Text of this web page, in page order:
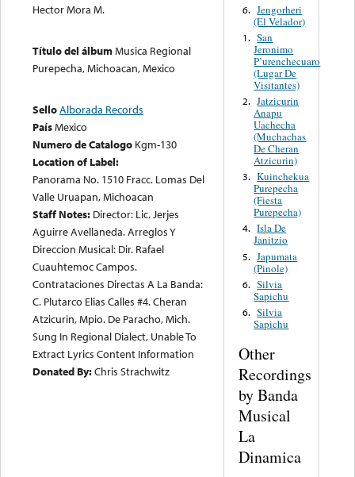
Hector Mora M.
Título del álbumMusica Regional
Purepecha, Michoacan, Mexico
SelloAlborada Records
PaísMexico
Numero de Catalogo Kgm-130
Location of Label:
Panorama No. 1510 Fracc. Lomas Del
Valle Uruapan, Michoacan
Staff Notes: Director: Lic. Jerjes
Aguirre Avellaneda. Arreglos Y
Direccion Musical: Dir. Rafael
Cuauhtemoc Campos.
Contrataciones Directas A La Banda:
C. Plutarco Elias Calles #4. Cheran
Atzicurin, Mpio. De Paracho, Mich.
Sung In Regional Dialect, Unable To
Extract Lyrics Content Information
Donated By:Chris Strachwitz
6. Jengorheri
(El Velador)
1. San
Jeronimo
P’urenchecuaro
(Lugar De
Visitantes)
2. Jatzicurin
Anapu
Uachecha
(Muchachas
De Cheran
Atzicurin)
3. Kuinchekua
Purepecha
(Fiesta
Purepecha)
4. Isla De
Janitzio
5. Japumata
(Pinole)
6. Silvia
Sapichu
6. Silvia
Sapichu
Other
Recordings
by Banda
Musical
La
Dinamica